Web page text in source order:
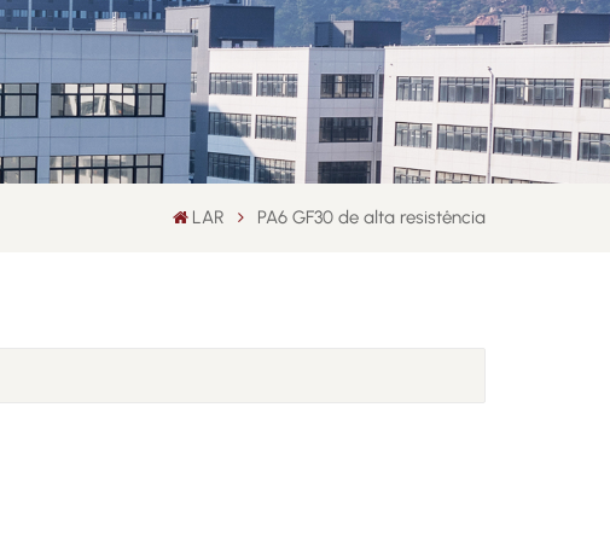
português
العربية
中文
LAR PA6 GF30 de alta resistência